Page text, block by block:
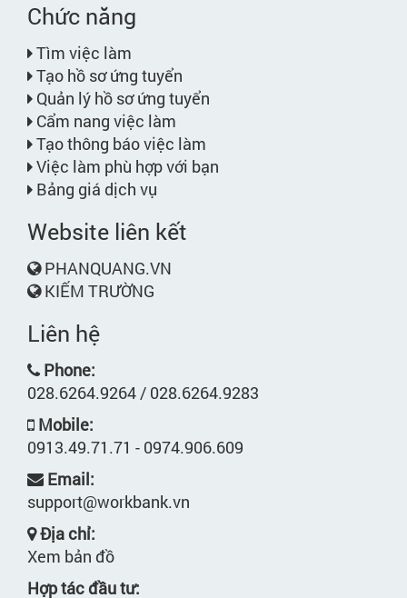
Chức năng
Tìm việc làm
Tạo hồ sơ ứng tuyển
Quản lý hồ sơ ứng tuyển
Cẩm nang việc làm
Tạo thông báo việc làm
Việc làm phù hợp với bạn
Bảng giá dịch vụ
Website liên kết
PHANQUANG.VN
KIẾM TRƯỜNG
Liên hệ
Phone:
028.6264.9264 / 028.6264.9283
Mobile:
0913.49.71.71 - 0974.906.609
Email:
support@workbank.vn
Địa chỉ:
Xem bản đồ
Hợp tác đầu tư: